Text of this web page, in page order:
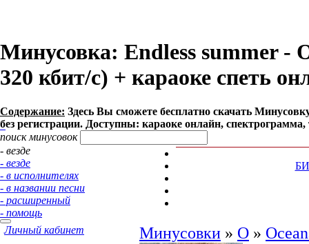
Минусовка: Endless summer -
320 кбит/с) + караоке спеть
Содержание: Здесь Вы сможете бесплатно cкачать
без регистрации. Доступны: караоке онлайн,
поиск минусовок
- везде
- везде
- в исполнителях
- в названии песни
- расширенный
- помощь
Личный кабинет Минусовки » O »